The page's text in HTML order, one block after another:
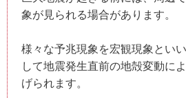
象が見られる場合があります。
様々な予兆現象を宏観現象とい
して地震発生直前の地殻変動に
げられます。